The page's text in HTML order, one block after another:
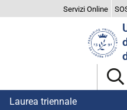
Servizi Online
Laurea triennale